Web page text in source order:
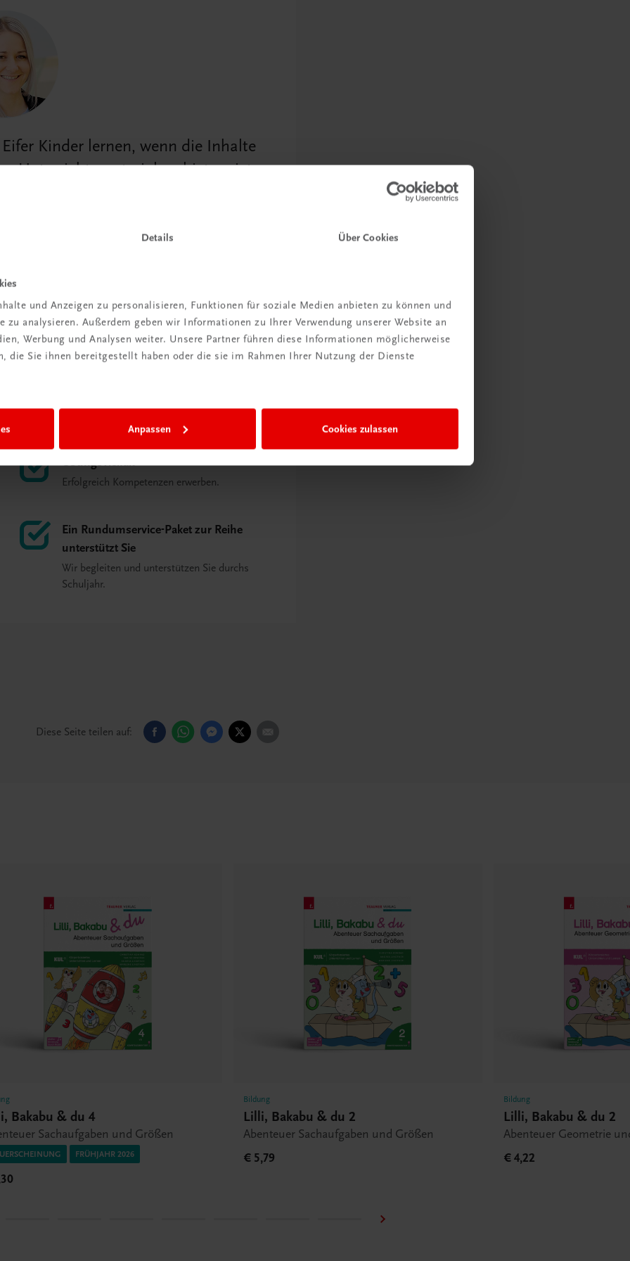
Details Über Cookies
und Anzeigen zu personalisieren, Funktionen für soziale Medien anbieten zu können und
zu analysieren. Außerdem geben wir Informationen zu Ihrer Verwendung unserer Website an
Werbung und Analysen weiter. Unsere Partner führen diese Informationen möglicherweise
die Sie ihnen bereitgestellt haben oder die sie im Rahmen Ihrer Nutzung der Dienste
Anpassen Cookies zulassen
Kinder lernen, wenn die Inhalte
Unterrichtsmaterial zu bieten, ist
Übungsvielfalt
Erfolgreich Kompetenzen erwerben.
Ein Rundumservice-Paket zur Reihe
unterstützt Sie
Wir begleiten und unterstützen Sie durchs
Schuljahr.
Diese Seite teilen auf:
Bakabu & du 4
Sachaufgaben und Größen
FRÜHJAHR 2026
Bildung
Lilli, Bakabu & du 2
Abenteuer Sachaufgaben und Größen
€ 5,79
Bildung
Lilli, Bakabu & du 2
Abenteuer Geometrie
€ 4,22